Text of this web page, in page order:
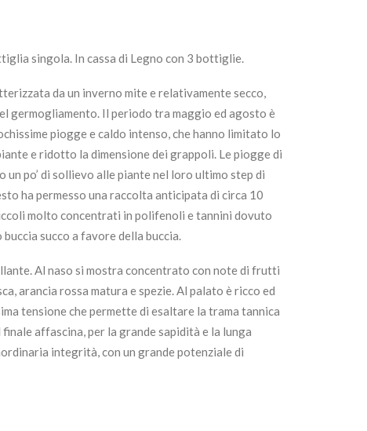
singola. In cassa di Legno con 3 bottiglie.
da un inverno mite e relativamente secco,
germogliamento. Il periodo tra maggio ed agosto è
piogge e caldo intenso, che hanno limitato lo
e ridotto la dimensione dei grappoli. Le piogge di
un po’ di sollievo alle piante nel loro ultimo step di
ha permesso una raccolta anticipata di circa 10
molto concentrati in polifenoli e tannini dovuto
succo a favore della buccia.
Al naso si mostra concentrato con note di frutti
arancia rossa matura e spezie. Al palato è ricco ed
tensione che permette di esaltare la trama tannica
affascina, per la grande sapidità e la lunga
integrità, con un grande potenziale di